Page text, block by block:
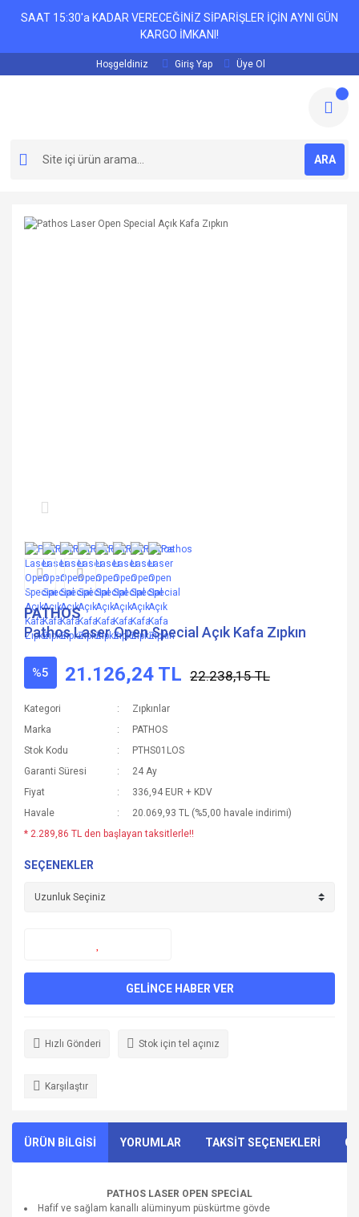
SAAT 15:30'a KADAR VERECEĞİNİZ SİPARİŞLER İÇİN AYNI GÜN
KARGO İMKANI!
Hoşgeldiniz Giriş Yap Üye Ol
ARA
PATHOS
Pathos Laser Open Special Açık Kafa Zıpkın
%5 21.126,24 TL 22.238,15 TL
Kategori
Zıpkınlar
Marka
PATHOS
Stok Kodu
PTHS01LOS
Garanti Süresi
24 Ay
Fiyat
336,94 EUR + KDV
Havale
20.069,93 TL (%5,00 havale indirimi)
* 2.289,86 TL den başlayan taksitlerle!!
SEÇENEKLER
GELİNCE HABER VER
Hızlı Gönderi Stok için tel açınız
Karşılaştır
ÜRÜN BİLGİSİ YORUMLAR TAKSİT SEÇENEKLERİ
PATHOS LASER OPEN SPECİAL
Hafif ve sağlam kanallı alüminyum püskürtme gövde